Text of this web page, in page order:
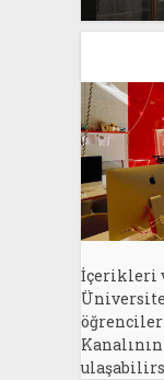
İçerikleri